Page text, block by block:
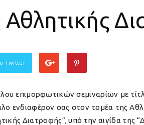
Αθλητικής
Twitter
επιμορφωτικών σεμιναρίων με
ενδιαφέρον σας στον τομέα της
Διατροφής”, υπό την αιγίδα της